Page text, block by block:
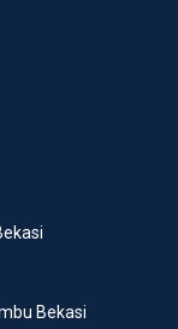
Bekasi